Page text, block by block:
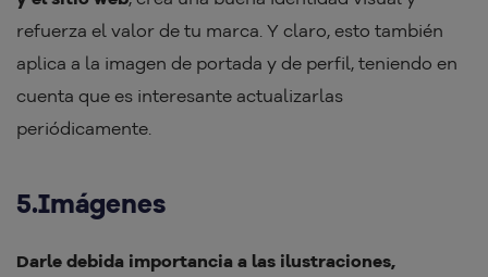
refuerza el valor de tu marca. Y claro, esto también
aplica a la imagen de portada y de perfil, teniendo en
cuenta que es interesante actualizarlas
periódicamente.
5.Imágenes
Darle debida importancia a las ilustraciones,